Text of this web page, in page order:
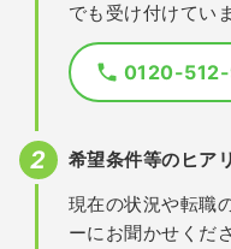
でも受け付けてい
0120-
希望条件等のヒア
現在の状況や転職
ーにお聞かせくだ